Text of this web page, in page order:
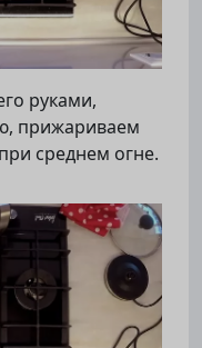
руками,
прижариваем
среднем огне.
обзоры